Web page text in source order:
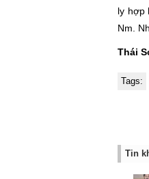
ly hợp
Nm.
Thái
Tags:
Tin